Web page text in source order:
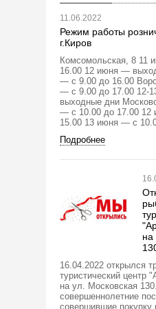
11.06.2022
Режим работы
г.Киров
Комсомольская, 8 11
16.00 12 июня —
— с 9.00 до 16.00
— с 9.00 до 17.00 12-
выходные дни
— с 10.00 до 17.00
15.00 13 июня — с
Подробнее
на
16.04.2022 открылся
туристический центр
на ул. Московская
совершеннолетние
совершившие покупку